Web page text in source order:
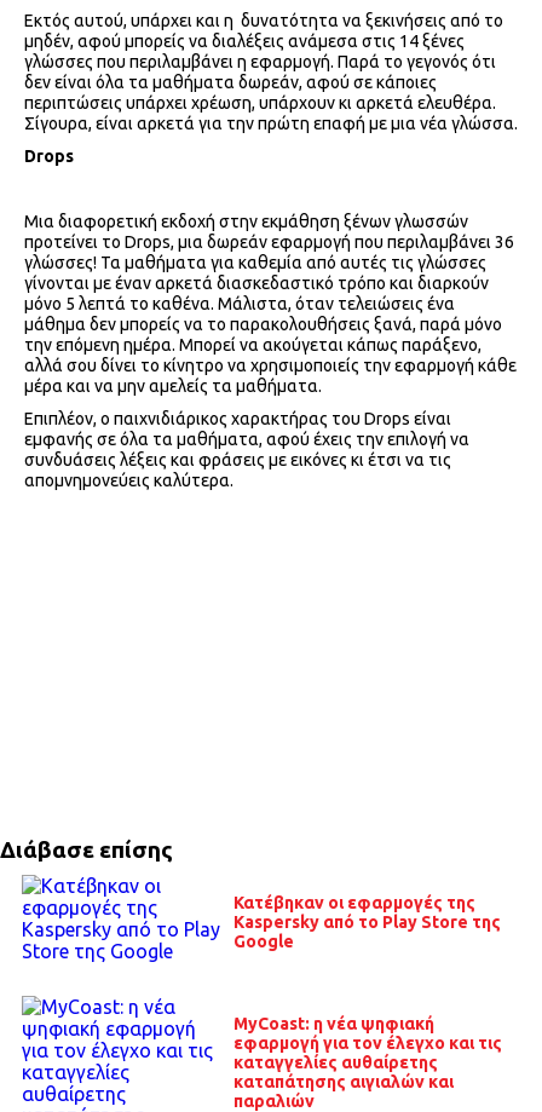
Εκτός αυτού, υπάρχει και η δυνατότητα να ξεκινήσεις από το
μηδέν, αφού μπορείς να διαλέξεις ανάμεσα στις 14 ξένες
γλώσσες που περιλαμβάνει η εφαρμογή. Παρά το γεγονός ότι
δεν είναι όλα τα μαθήματα δωρεάν, αφού σε κάποιες
περιπτώσεις υπάρχει χρέωση, υπάρχουν κι αρκετά ελευθέρα.
Σίγουρα, είναι αρκετά για την πρώτη επαφή με μια νέα γλώσσα.
Drops
Μια διαφορετική εκδοχή στην εκμάθηση ξένων γλωσσών
προτείνει το Drops, μια δωρεάν εφαρμογή που περιλαμβάνει 36
γλώσσες! Τα μαθήματα για καθεμία από αυτές τις γλώσσες
γίνονται με έναν αρκετά διασκεδαστικό τρόπο και διαρκούν
μόνο 5 λεπτά το καθένα. Μάλιστα, όταν τελειώσεις ένα
μάθημα δεν μπορείς να το παρακολουθήσεις ξανά, παρά μόνο
την επόμενη ημέρα. Μπορεί να ακούγεται κάπως παράξενο,
αλλά σου δίνει το κίνητρο να χρησιμοποιείς την εφαρμογή κάθε
μέρα και να μην αμελείς τα μαθήματα.
Επιπλέον, ο παιχνιδιάρικος χαρακτήρας του Drops είναι
εμφανής σε όλα τα μαθήματα, αφού έχεις την επιλογή να
συνδυάσεις λέξεις και φράσεις με εικόνες κι έτσι να τις
απομνημονεύεις καλύτερα.
Διάβασε επίσης
Κατέβηκαν οι εφαρμογές της
Kaspersky από το Play Store της
Google
MyCoast: η νέα ψηφιακή
εφαρμογή για τον έλεγχο και τις
καταγγελίες αυθαίρετης
καταπάτησης αιγιαλών και
παραλιών